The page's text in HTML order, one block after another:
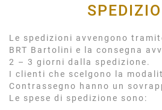
Le spedizioni avvengono
BRT Bartolini e la consegna
2 – 3 giorni dalla spedizione.
I clienti che scelgono la
Contrassegno hanno un
Le spese di spedizione sono: